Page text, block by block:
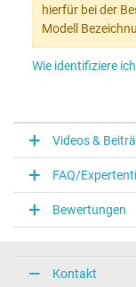
hierfür bei der
Modell
Wie identifiziere
Videos &
FAQ/
Bewertungen
Kontakt